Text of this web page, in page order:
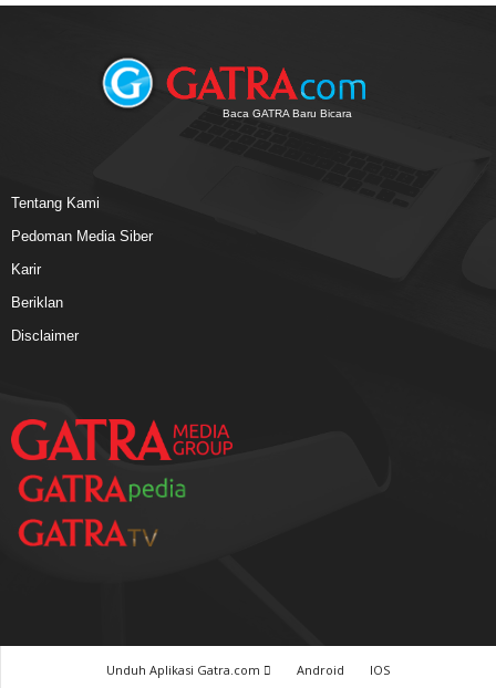
Baca GATRA Baru Bicara
Tentang Kami
Pedoman Media Siber
Karir
Beriklan
Disclaimer
Unduh Aplikasi Gatra.com Android IOS